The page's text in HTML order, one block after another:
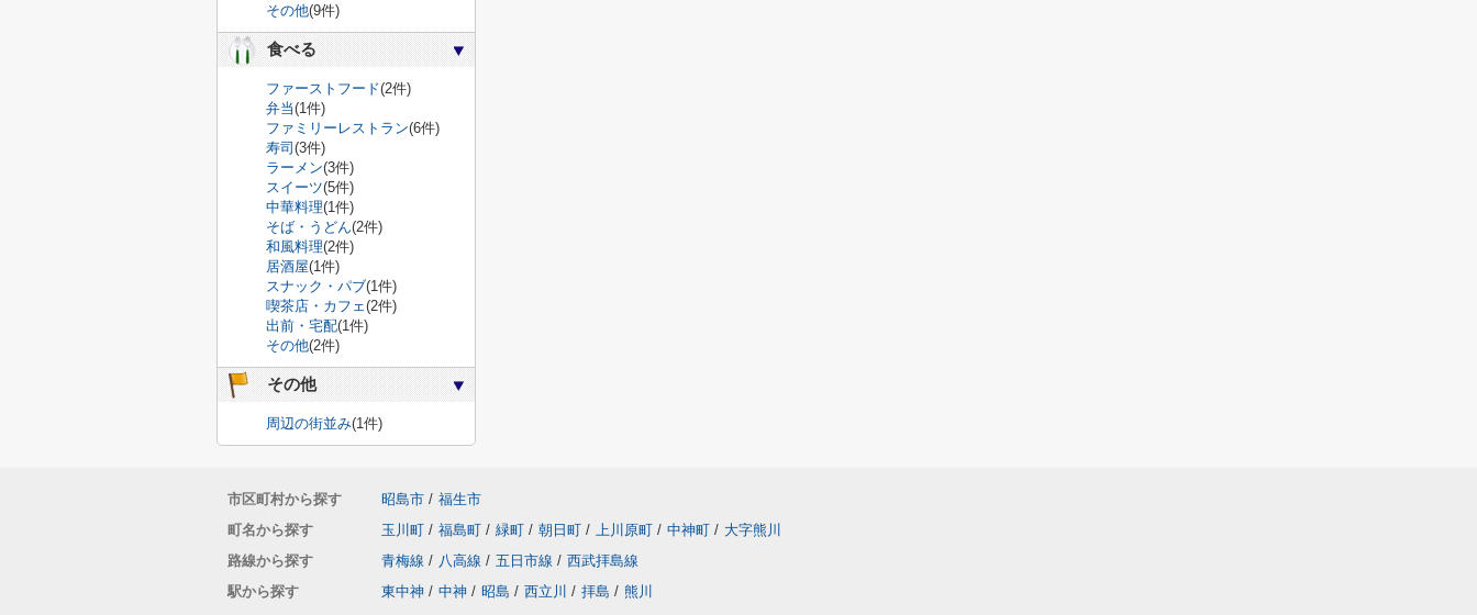
その他(9件)
食べる
ファーストフード(2件)
弁当(1件)
ファミリーレストラン(6件)
寿司 (3件)
ラーメン(3件)
スイーツ(5件)
中華料理(1件)
そば・うどん(2件)
和風料理(2件)
居酒屋(1件)
スナック・パブ(1件)
喫茶店・カフェ(2件)
出前・宅配(1件)
その他(2件)
その他
周辺の街並み(1件)
市区町村から探す 昭島市 / 福生市
町名から探す
玉川町 / 福島町 / 緑町 / 朝日町 / 上川原町 / 中神町 / 大字熊川
路線から探す
青梅線 / 八高線 / 五日市線 / 西武拝島線
駅から探す
東中神 / 中神 / 昭島 / 西立川 / 拝島 / 熊川